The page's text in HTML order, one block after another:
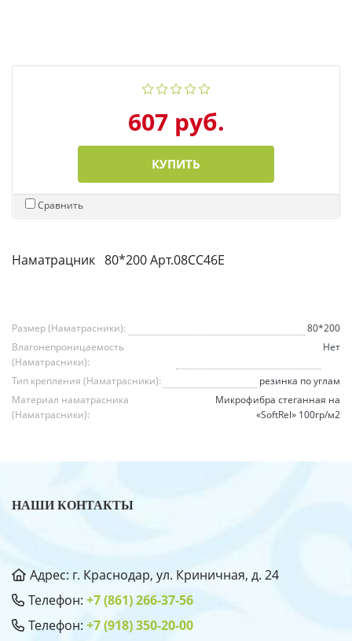
607 руб.
КУПИТЬ
Сравнить
Наматрацник 80*200 Арт.08СС46Е
Размер (Наматрасники):
80*200
Влагонепроницаемость
(Наматрасники):
Нет
Тип крепления (Наматрасники):
резинка по углам
Материал наматрасника
(Наматрасники):
Микрофибра стеганная на
«SoftRel» 100гр/м2
НАШИ КОНТАКТЫ
Адрес: г. Краснодар, ул. Криничная, д. 24
Телефон: +7 (861) 266-37-56
Телефон: +7 (918) 350-20-00